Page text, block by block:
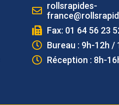
rollsrapides-
Fax: 01 64 56 23
Bureau : 9h-12h /
Réception : 8h-